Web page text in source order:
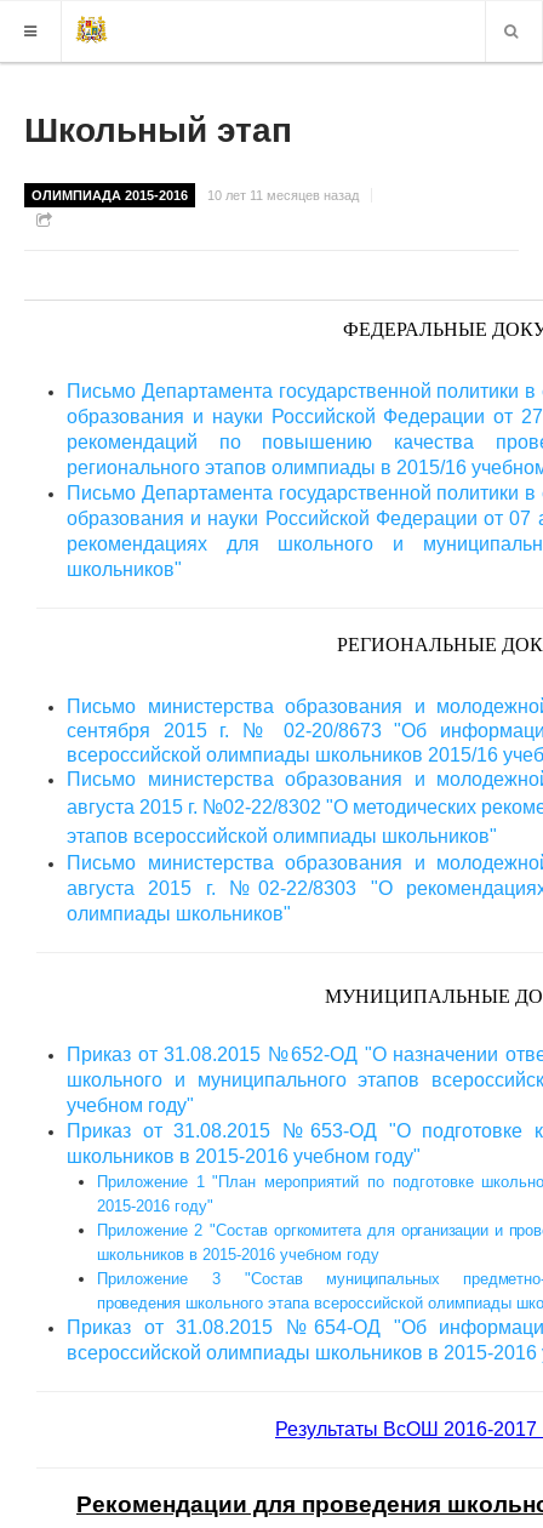
Школьный этап
ОЛИМПИАДА 2015-2016 10 лет 11 месяцев назад
ФЕДЕРАЛЬНЫЕ
Письмо Департамента государственной политики
образования и науки Российской Федерации от
рекомендаций по повышению качества
регионального этапов олимпиады в 2015/16
Письмо Департамента государственной политики
образования и науки Российской Федерации от
рекомендациях для школьного и
школьников"
РЕГИОНАЛЬНЫЕ
Письмо министерства образования и
сентября 2015 г. № 02-20/8673 "Об
всероссийской олимпиады школьников 2015/16
Письмо министерства образования и
августа 2015 г. №02-22/8302 "О методических
этапов всероссийской олимпиады школьников"
Письмо министерства образования и
августа 2015 г. №02-22/8303 "О
олимпиады школьников"
МУНИЦИПАЛЬНЫЕ
Приказ от 31.08.2015 №652-ОД "О назначении
школьного и муниципального этапов
учебном году"
Приказ от 31.08.2015 №653-ОД "О подготовке
школьников в 2015-2016 учебном году"
Приложение 1 "План мероприятий по подготовке
2015-2016 году"
Приложение 2 "Составоргкомитета для организации и
школьников в 2015-2016 учебном году
Приложение 3 "Состав муниципальных
проведения школьного этапа всероссийской олимпиады
Приказ от 31.08.2015 №654-ОД "Об
всероссийской олимпиады школьников в 2015-2016
Результаты ВсОШ 2016-2017
Рекомендации для проведения